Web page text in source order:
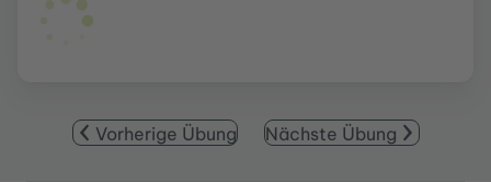
Vorherige Übung Nächste Übung